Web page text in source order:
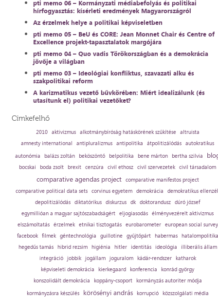
pti memo 06 – Kormányzati médiabefolyás és politikai
hírfogyasztás: kísérleti eredmények Magyarországról
Az érzelmek helye a politikai képviseletben
pti memo 05 – BeU és CORE: Jean Monnet Chair és Centre of
Excellence projekt-tapasztalatok margójára
pti memo 04 – Quo vadis Törökországban és a demokrácia
jövője a világban
pti memo 03 – Ideológiai konfliktus, szavazati alku és
szakpolitikai reform
A karizmatikus vezető bűvkörében: Miért idealizálunk (és
utasítunk el) politikai vezetőket?
Címkefelhő
2010 aktivizmus alkotmánybíróság hatáskörének szűkítése
altruista
amnesty international
antipluralizmus antipolitika átpolitizálódás autokratikus
autonómia
balázs zoltán beköszöntő belpolitika bene márton bertha szilvia
bocskai boda zsolt brexit cenzúra civil ethosz civil szervezetek civil társadalom
comparative agendas project
comparative manifestos project
comparative political data sets corvinus egyetem demokrácia
demokratikus
depolitizálódás diktatórikus diskurzus dk doktorandusz dúró józsef
egymillióan a magyar sajtószabadságért eljogiasodás élményvezérelt aktivizmus
elszámoltatás
érzelmek etnikai tisztogatás eurobarometer
european social survey
facebook
filmek géntechnológia guillotine gyűjtőpárt habermas
hatalompolitika
hegedűs tamás
hibrid rezsim higiénia hitler identitás ideológia
illiberális állam
integráció
jobbik jogállam joguralom kádár-rendszer
katharok
képviseleti demokrácia
kierkegaard konferencia
konrád györgy
konszolidált demokrácia
koppány-csoport
kormányzás autoriter módja
kormányzásra készülés
körösényi andrás korrupció
közszolgálati média